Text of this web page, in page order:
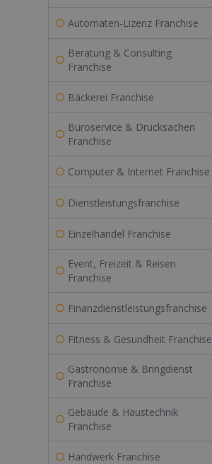
Automaten-Lizenz Franchise
Beratung & Consulting
Franchise
Bäckerei Franchise
Büroservice & Drucksachen
Franchise
Computer & Internet Franchise
Dienstleistungsfranchise
Einzelhandel Franchise
Event, Freizeit & Reisen
Franchise
Finanzdienstleistungsfranchise
Fitness & Gesundheit Franchise
Gastronomie & Bringdienst
Franchise
Gebäude & Haustechnik
Franchise
Handwerk Franchise